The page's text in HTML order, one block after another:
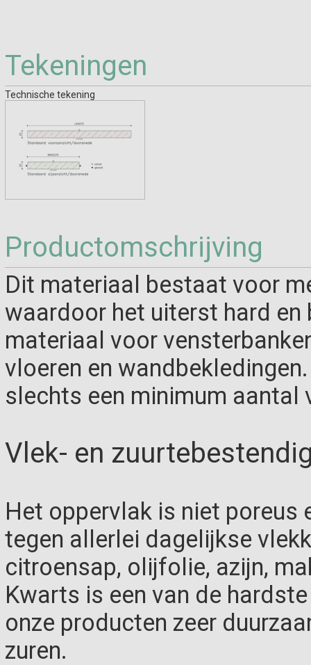
Tekeningen
Technische tekening
Productomschrijving
Dit materiaal bestaat voor
waardoor het uiterst hard
materiaal voor
vloeren en
slechts een minimum aantal
Vlek- en
Het oppervlak is niet
tegen allerlei dagelijkse
citroensap, olijfolie, azijn,
Kwarts is een van de
onze producten zeer
zuren.